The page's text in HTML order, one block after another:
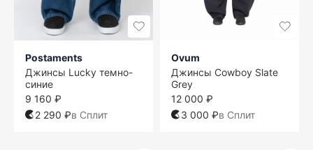
Postaments
Джинсы Lucky темно-
синие
9 160 ₽
2 290 ₽в Сплит
Ovum
Джинсы Cowboy Slate
Grey
12 000 ₽
3 000 ₽в Сплит